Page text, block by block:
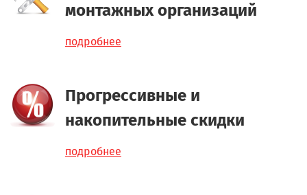
монтажных организаций
подробнее
Прогрессивные и
накопительные скидки
подробнее